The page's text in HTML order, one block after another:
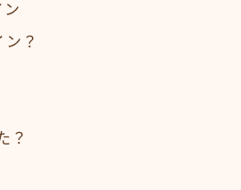
？
？